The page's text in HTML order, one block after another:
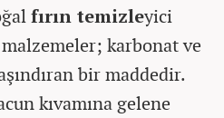
fırın temizleyici
karbonat ve
bir maddedir.
kıvamına gelene